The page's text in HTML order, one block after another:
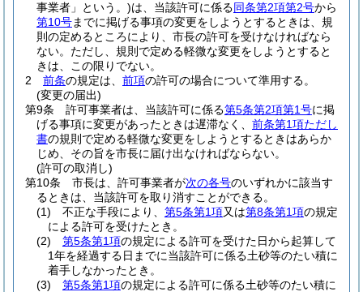
事業者」という。)は、当該許可に係る同条第2項第2号から
第10号までに掲げる事項の変更をしようとするときは、規
則の定めるところにより、市長の許可を受けなければなら
ない。 ただし、規則で定める軽微な変更をしようとすると
きは、この限りでない。
2
前条の規定は、 前項の許可の場合について準用する。
(変更の届出)
第9条
許可事業者は、当該許可に係る第5条第2項第1号に掲
げる事項に変更があったときは遅滞なく、 前条第1項ただし
書の規則で定める軽微な変更をしようとするときはあらか
じめ、その旨を市長に届け出なければならない。
(許可の取消し)
第10条
市長は、許可事業者が次の各号のいずれかに該当す
るときは、当該許可を取り消すことができる。
(1)
不正な手段により、 第5条第1項又は第8条第1項の規定
による許可を受けたとき。
(2)
第5条第1項の規定による許可を受けた日から起算して
1年を経過する日までに当該許可に係る土砂等のたい積に
着手しなかったとき。
(3)
第5条第1項の規定による許可に係る土砂等のたい積に